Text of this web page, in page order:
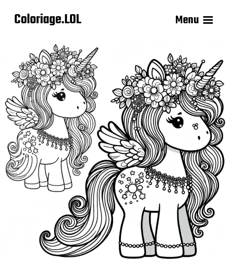
Coloriage.LOL Menu